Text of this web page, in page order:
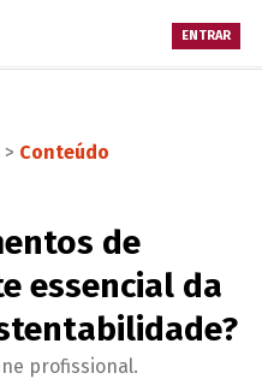
ENTRAR
> Conteúdo
de
essencial da
profissional.